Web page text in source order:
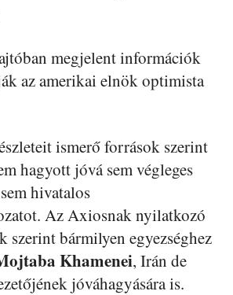
megjelent információk
az amerikai elnök optimista
ismerő források szerint
hagyott jóvá sem végleges
hivatalos
Az Axiosnak nyilatkozó
bármilyen egyezséghez
Khamenei, Irán de
jóváhagyására is.